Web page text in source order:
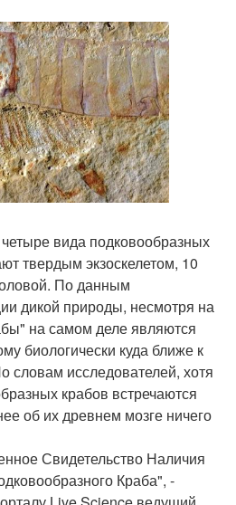
вида подковообразных
твердым экзоскелетом, 10
По данным
дикой природы, несмотря на
на самом деле являются
биологически куда ближе к
словам исследователей, хотя
крабов встречаются
об их древнем мозге ничего
Свидетельство Наличия
Краба", -